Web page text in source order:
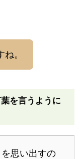
。
を言うように
思い出すの